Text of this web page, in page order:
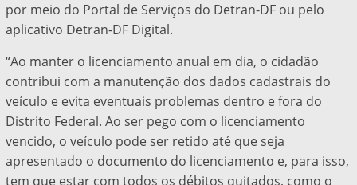
por meio do Portal de Serviços do Detran-DF ou pelo
aplicativo Detran-DF Digital.
“Ao manter o licenciamento anual em dia, o cidadão
contribui com a manutenção dos dados cadastrais do
veículo e evita eventuais problemas dentro e fora do
Distrito Federal. Ao ser pego com o licenciamento
vencido, o veículo pode ser retido até que seja
apresentado o documento do licenciamento e, para isso,
tem que estar com todos os débitos quitados, como o